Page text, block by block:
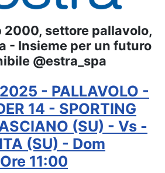
2000, settore pallavolo,
- Insieme per un futuro
@estra_spa
- PALLAVOLO -
14 - SPORTING
(SU) - Vs -
(SU) - Dom
11:00